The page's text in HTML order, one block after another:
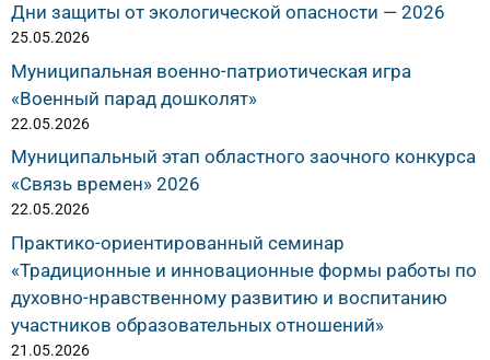
Дни защиты от экологической опасности — 2026
25.05.2026
Муниципальная военно-патриотическая игра
«Военный парад дошколят»
22.05.2026
Муниципальный этап областного заочного конкурса
«Связь времен» 2026
22.05.2026
Практико-ориентированный семинар
«Традиционные и инновационные формы работы по
духовно-нравственному развитию и воспитанию
участников образовательных отношений»
21.05.2026